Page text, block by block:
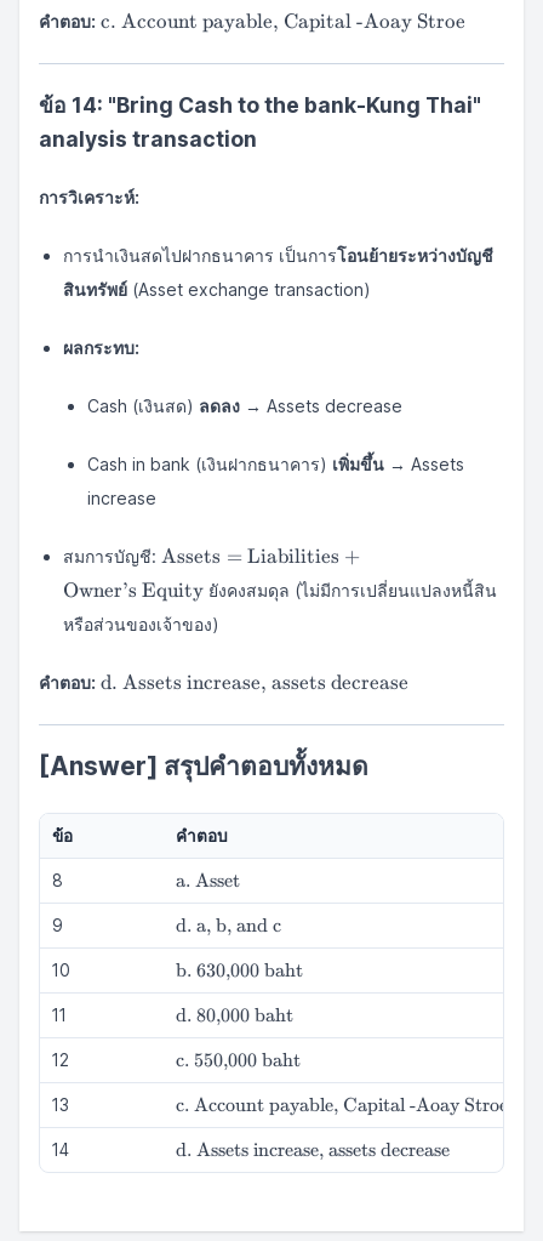
คำตอบ: \text{c.
payable,
Capital
-Aoay
Stroe}
c. Account payable, Capital -Aoay Stroe
ข้อ 14: "Bring Cash to the bank-Kung Thai"
analysis transaction
การวิเคราะห์:
การนำเงินสดไปฝากธนาคาร เป็นการโอนย้ายระหว่างบัญชี
สินทรัพย์ (Asset exchange transaction)
ผลกระทบ:
Cash (เงินสด) ลดลง → Assets decrease
Cash in bank (เงินฝากธนาคาร) เพิ่มขึ้น → Assets
increase
สมการบัญชี: \text{Assets} =
\text{Liabilities}
+ \text{Owner's
Equity}
Assets = Liabilities +
Owner’s Equity ยังคงสมดุล (ไม่มีการเปลี่ยนแปลงหนี้สิน
หรือส่วนของเจ้าของ)
คำตอบ: \text{d.
increase,
assets
decrease}
d. Assets increase, assets decrease
[Answer] สรุปคำตอบทั้งหมด
ข้อ คำตอบ
8
\text{a.
Asset}
a. Asset
9
\text{d.
a, b,
and c}
d. a, b, and c
10
\text{b.
630,000
baht}
b. 630,000 baht
11
\text{d.
80,000
baht}
d. 80,000 baht
12
\text{c.
550,000
baht}
c. 550,000 baht
13
\text{c.
Account
payable,
Capital
c. Account payable, Capital -Aoay Stroe
14
\text{d.
Assets
d. Assets increase, assets decrease